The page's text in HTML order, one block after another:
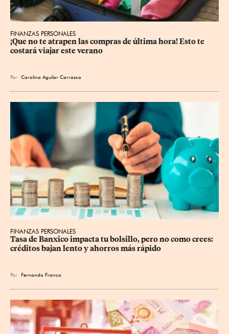
FINANZAS PERSONALES
¡Que no te atrapen las compras de última hora! Esto te
costará viajar este verano
Por Carolina Aguilar Carrasco
FINANZAS PERSONALES
Tasa de Banxico impacta tu bolsillo, pero no como crees:
créditos bajan lento y ahorros más rápido
Por Fernando Franco